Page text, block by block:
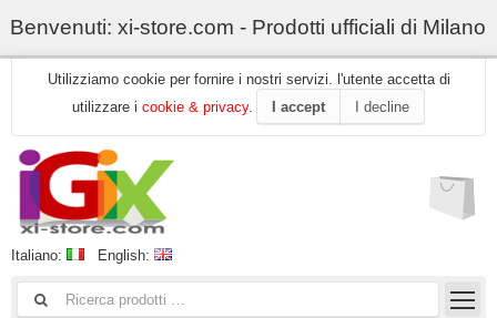
Benvenuti: xi-store.com - Prodotti ufficiali di Milano
Utilizziamo cookie per fornire i nostri servizi. l'utente accetta di
utilizzare i cookie & privacy. I accept I decline
Italiano: English: